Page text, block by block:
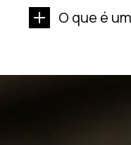
O que é